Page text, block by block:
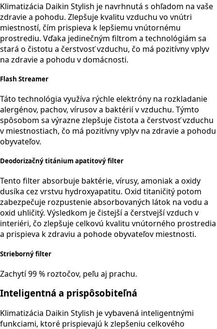
Klimatizácia Daikin Stylish je navrhnutá s ohľadom na vaše
zdravie a pohodu. Zlepšuje kvalitu vzduchu vo vnútri
miestností, čím prispieva k lepšiemu vnútornému
prostrediu. Vďaka jedinečným filtrom a technológiám sa
stará o čistotu a čerstvosť vzduchu, čo má pozitívny vplyv
na zdravie a pohodu v domácnosti.
Flash Streamer
Táto technológia využíva rýchle elektróny na rozkladanie
alergénov, pachov, vírusov a baktérií v vzduchu. Týmto
spôsobom sa výrazne zlepšuje čistota a čerstvosť vzduchu
v miestnostiach, čo má pozitívny vplyv na zdravie a pohodu
obyvateľov.
Deodorizačný titánium apatitový filter
Tento filter absorbuje baktérie, vírusy, amoniak a oxidy
dusíka cez vrstvu hydroxyapatitu. Oxid titaničitý potom
zabezpečuje rozpustenie absorbovaných látok na vodu a
oxid uhličitý. Výsledkom je čistejší a čerstvejší vzduch v
interiéri, čo zlepšuje celkovú kvalitu vnútorného prostredia
a prispieva k zdraviu a pohode obyvateľov miestnosti.
Strieborný filter
Zachytí 99 % roztočov, peľu aj prachu.
Inteligentná a prispôsobiteľná
Klimatizácia Daikin Stylish je vybavená inteligentnými
funkciami, ktoré prispievajú k zlepšeniu celkového